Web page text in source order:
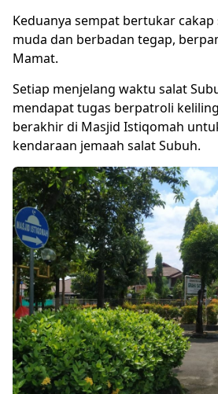
Keduanya sempat bertukar
muda dan berbadan tegap,
Mamat.
Setiap menjelang waktu salat
mendapat tugas berpatroli
berakhir di Masjid Istiqomah
kendaraan jemaah salat Subuh.